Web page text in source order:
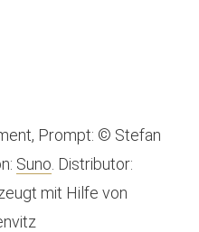
Prompt: © Stefan
Suno . Distributor:
mit Hilfe von